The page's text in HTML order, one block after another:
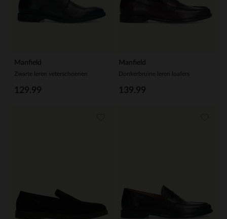
Manfield
Zwarte leren veterschoenen
129.99
Manfield
Donkerbruine leren loafers
139.99